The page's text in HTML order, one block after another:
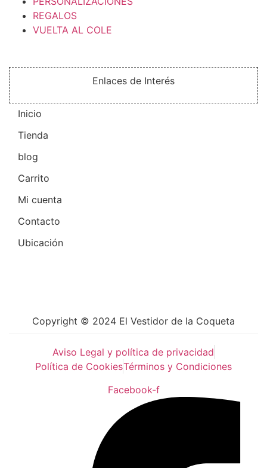
REGALOS
VUELTA AL COLE
Enlaces de Interés
Inicio
Tienda
blog
Carrito
Mi cuenta
Contacto
Ubicación
Copyright © 2024 El Vestidor de la Coqueta
Aviso Legal y política de privacidad
Política de CookiesTérminos y Condiciones
Facebook-f